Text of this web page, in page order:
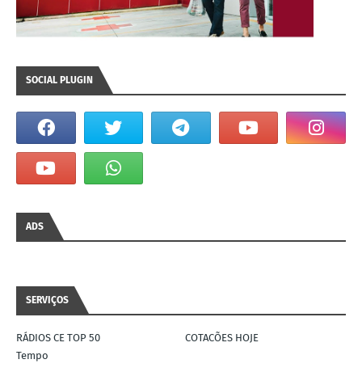
SOCIAL PLUGIN
ADS
SERVIÇOS
RÁDIOS CE TOP 50
COTACÕES HOJE
Tempo